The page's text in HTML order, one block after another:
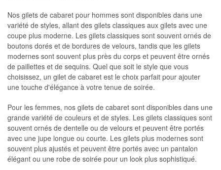
Nos gilets de cabaret pour hommes sont disponibles dans une
variété de styles, allant des gilets classiques aux gilets avec une
coupe plus moderne. Les gilets classiques sont souvent ornés de
boutons dorés et de bordures de velours, tandis que les gilets
modernes sont souvent plus près du corps et peuvent être ornés
de paillettes et de sequins. Quel que soit le style que vous
choisissez, un gilet de cabaret est le choix parfait pour ajouter
une touche d'élégance à votre tenue de soirée.
Pour les femmes, nos gilets de cabaret sont disponibles dans une
grande variété de couleurs et de styles. Les gilets classiques sont
souvent ornés de dentelle ou de velours et peuvent être portés
avec une jupe longue ou courte. Les gilets plus modernes sont
souvent plus ajustés et peuvent être portés avec un pantalon
élégant ou une robe de soirée pour un look plus sophistiqué.